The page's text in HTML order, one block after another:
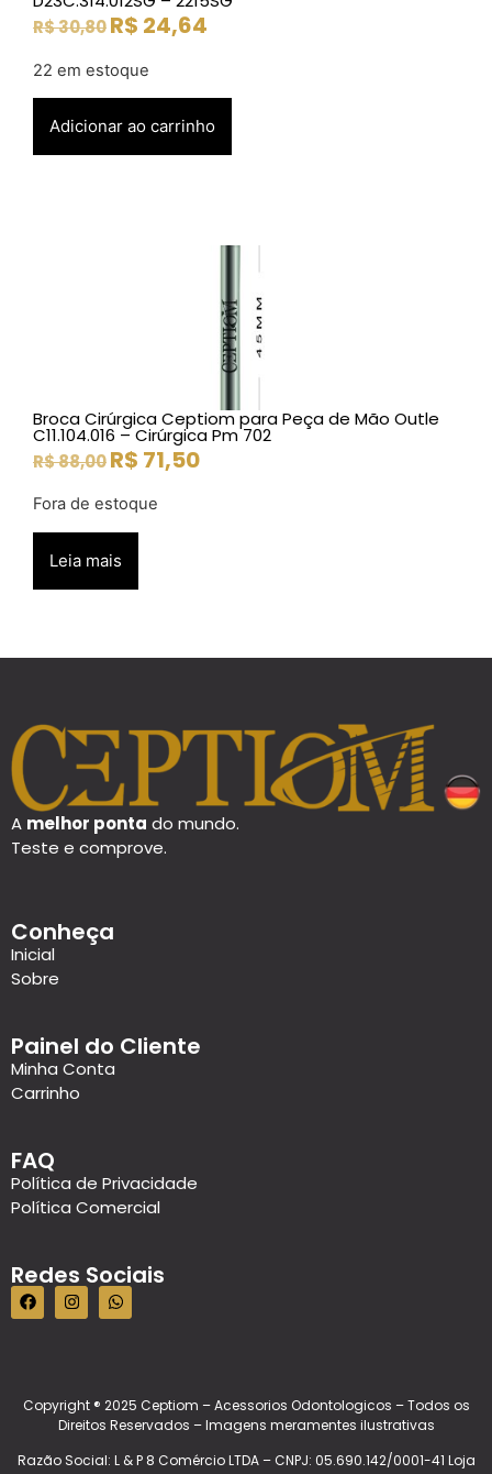
R$30,80R$ 24,64
22 em estoque
Adicionar ao carrinho
Broca Cirúrgica Ceptiom para Peça de Mão Outle
C11.104.016 – Cirúrgica Pm 702
R$88,00R$ 71,50
Fora de estoque
Leia mais
A melhor ponta do mundo.
Teste e comprove.
Conheça
Inicial
Sobre
Painel do Cliente
Minha Conta
Carrinho
FAQ
Política de Privacidade
Política Comercial
Redes Sociais
Copyright ® 2025 Ceptiom – Acessorios Odontologicos – Todos os
Direitos Reservados – Imagens meramentes ilustrativas
Razão Social: L & P 8 Comércio LTDA – CNPJ: 05.690.142/0001-41 Loja